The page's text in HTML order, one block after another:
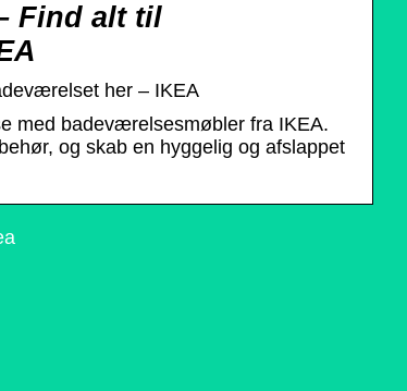
Find alt til
her – IKEA
med badeværelsesmøbler fra IKEA.
og skab en hyggelig og afslappet